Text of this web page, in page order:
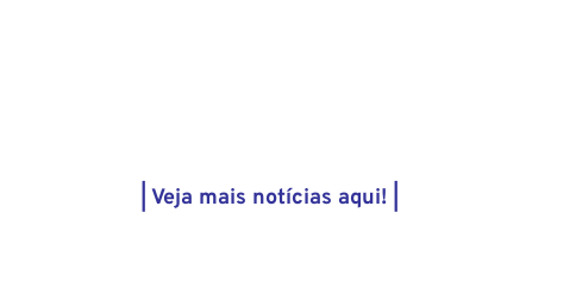
| Veja mais notícias aqui! |